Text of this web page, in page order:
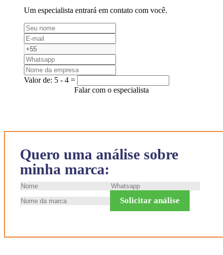
Quero uma análise sobre
minha marca:
Solicitar análise
Um especialista entrará em contato com você.
Valor de: 5 - 4 =
Falar com o especialista